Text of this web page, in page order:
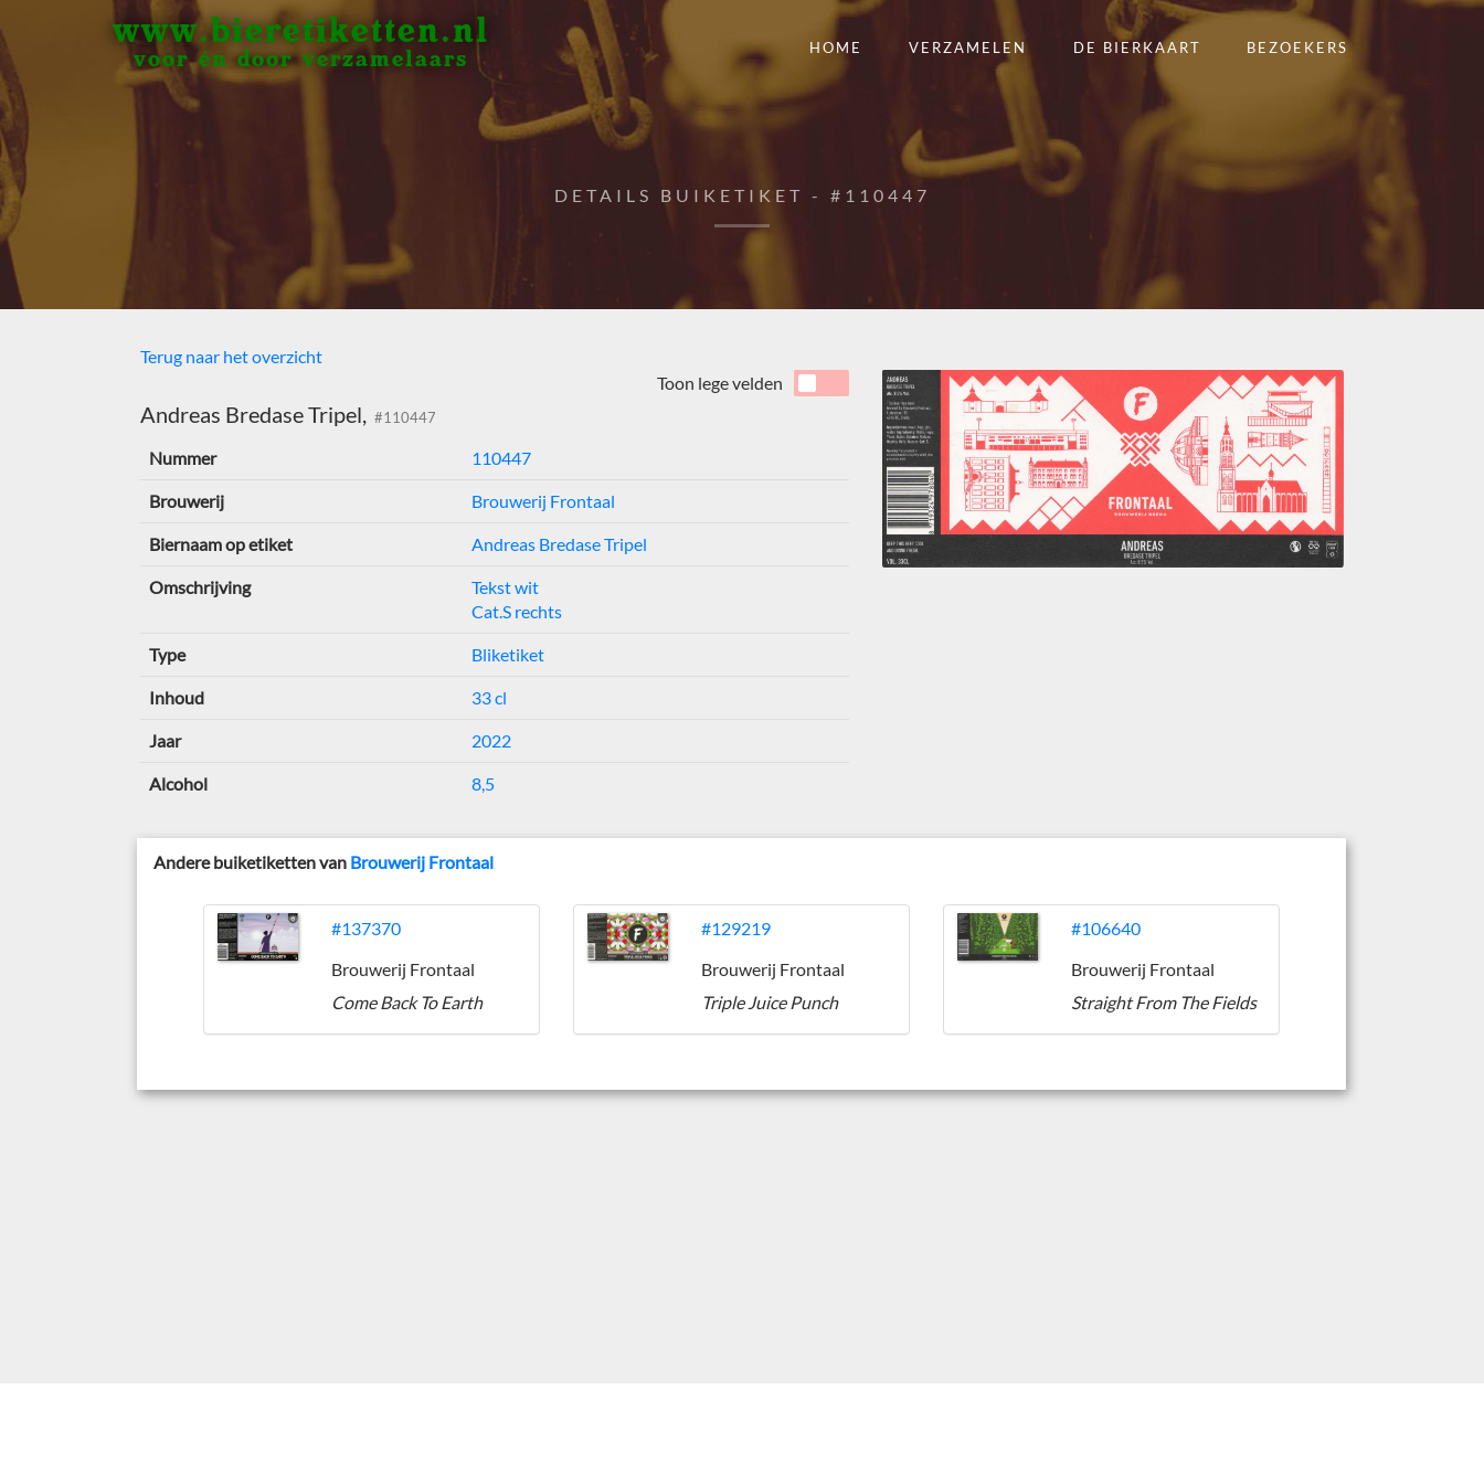
www.bieretiketten.nl
voor én door verzamelaars
HOME VERZAMELEN DE BIERKAART BEZOEKERS
DETAILS BUIKETIKET - #110447
Terug naar het overzicht
Andreas Bredase Tripel, #110447
Toon lege velden
Nummer 110447
Brouwerij Brouwerij Frontaal
Biernaam op etiket Andreas Bredase Tripel
Omschrijving
Tekst wit
Cat.S rechts
Type Bliketiket
Inhoud 33 cl
Jaar 2022
Alcohol 8,5
Andere buiketiketten van Brouwerij Frontaal
#137370
Brouwerij Frontaal
Come Back To Earth
#129219
Brouwerij Frontaal
Triple Juice Punch
#106640
Brouwerij Frontaal
Straight From The Fields